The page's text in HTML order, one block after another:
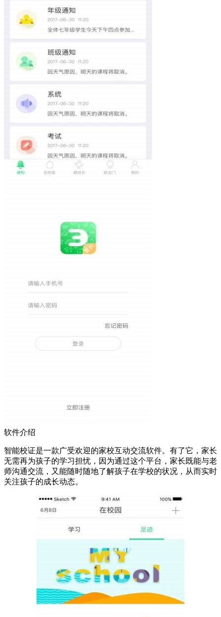
软件介绍
智能校证是一款广受欢迎的家校互动交流软件。有了它，家长
无需再为孩子的学习担忧，因为通过这个平台，家长既能与老
师沟通交流，又能随时随地了解孩子在学校的状况，从而实时
关注孩子的成长动态。